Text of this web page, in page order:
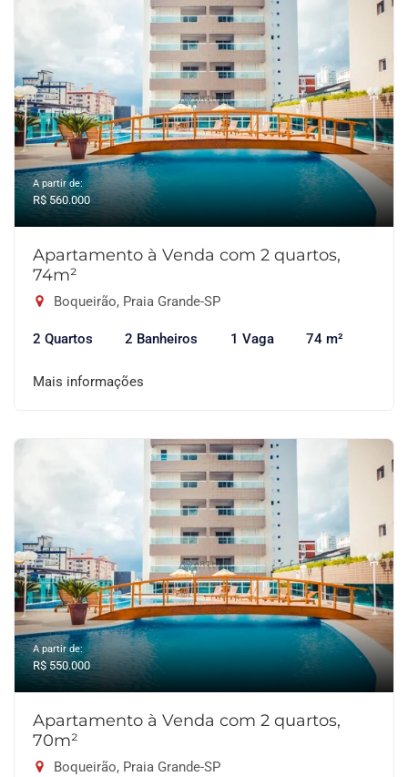
A partir de:
R$ 560.000
Apartamento à Venda com 2 quartos,
74m²
Boqueirão, Praia Grande-SP
2 Quartos 2 Banheiros 1 Vaga 74 m²
Mais informações
A partir de:
R$ 550.000
Apartamento à Venda com 2 quartos,
70m²
Boqueirão, Praia Grande-SP